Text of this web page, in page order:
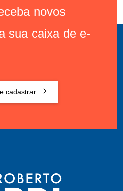
novos
sua caixa de e-
cadastrar